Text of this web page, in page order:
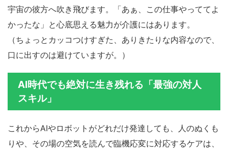
宇宙の彼方へ吹き飛びます。「あぁ、この仕事やっててよ
かったな」と心底思える魅力が介護にはあります。
（ちょっとカッコつけすぎた、ありきたりな内容なので、
口に出すのは避けていますが。）
AI時代でも絶対に生き残れる「最強の対人
スキル」
これからAIやロボットがどれだけ発達しても、人のぬくも
りや、その場の空気を読んで臨機応変に対応するケアは、